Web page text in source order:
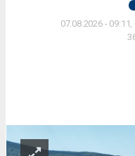
07.08.2026 -